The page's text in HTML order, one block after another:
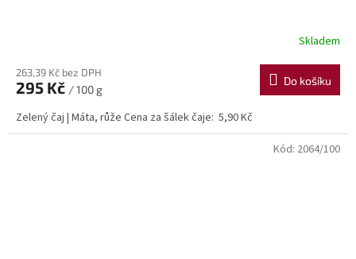
Skladem
263,39 Kč bez DPH
295 Kč / 100 g
Do košíku
Zelený čaj | Máta, růže Cena za šálek čaje: 5,90 Kč
Kód: 2064/100